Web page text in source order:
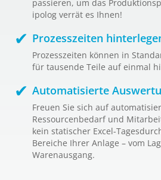
passieren, um das
ipolog verrät es Ihnen!
Prozesszeiten
Prozesszeiten können in
für tausende Teile auf einmal
Automatisierte
Freuen Sie sich auf
Ressourcenbedarf und
kein statischer Excel-
Bereiche Ihrer Anlage – vom
Warenausgang.